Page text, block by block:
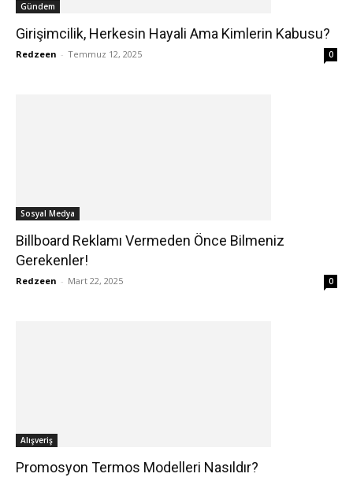
Gündem
Girişimcilik, Herkesin Hayali Ama Kimlerin Kabusu?
Redzeen - Temmuz 12, 2025 0
Sosyal Medya
Billboard Reklamı Vermeden Önce Bilmeniz
Gerekenler!
Redzeen - Mart 22, 2025 0
Alışveriş
Promosyon Termos Modelleri Nasıldır?